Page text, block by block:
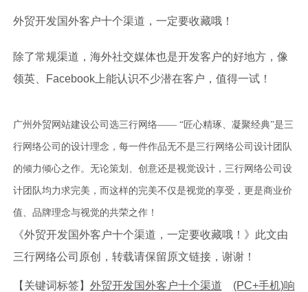
外贸开发国外客户十个渠道，一定要收藏哦！
除了常规渠道，海外社交媒体也是开发客户的好地方，像
领英、Facebook上能认识不少潜在客户，值得一试！
广州外贸网站建设公司选三行网络—— “匠心精琢、凝聚经典”是三
行网络公司的设计理念，每一件作品无不是三行网络公司设计团队
的倾力倾心之作。无论策划、创意还是视觉设计，三行网络公司设
计团队均力求完美，而这样的完美不仅是视觉的享受，更是商业价
值、品牌理念与视觉的共荣之作！
《外贸开发国外客户十个渠道，一定要收藏哦！》此文由
三行网络公司原创，转载请保留原文链接，谢谢！
【关键词标签】 外贸开发国外客户十个渠道
(PC+手机)响